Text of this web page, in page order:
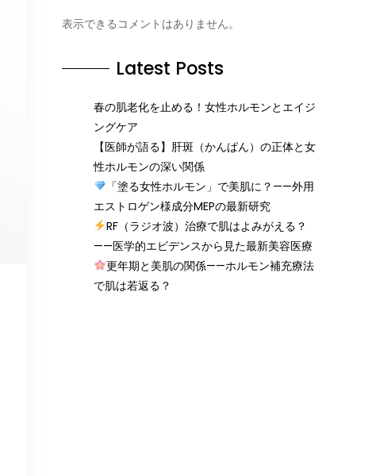
表示できるコメントはありません。
Latest Posts
春の肌老化を止める！女性ホルモンとエイジ
ングケア
【医師が語る】肝斑（かんぱん）の正体と女
性ホルモンの深い関係
「塗る女性ホルモン」で美肌に？——外用
エストロゲン様成分MEPの最新研究
RF（ラジオ波）治療で肌はよみがえる？
——医学的エビデンスから見た最新美容医療
更年期と美肌の関係——ホルモン補充療法
で肌は若返る？